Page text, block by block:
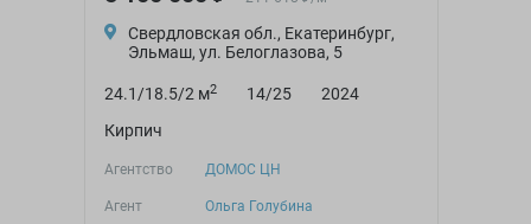
Свердловская обл., Екатеринбург,
Эльмаш, ул. Белоглазова, 5
24.1/18.5/2 м2 14/25
2024
Кирпич
Агентство ДОМОС ЦН
Агент Ольга Голубина